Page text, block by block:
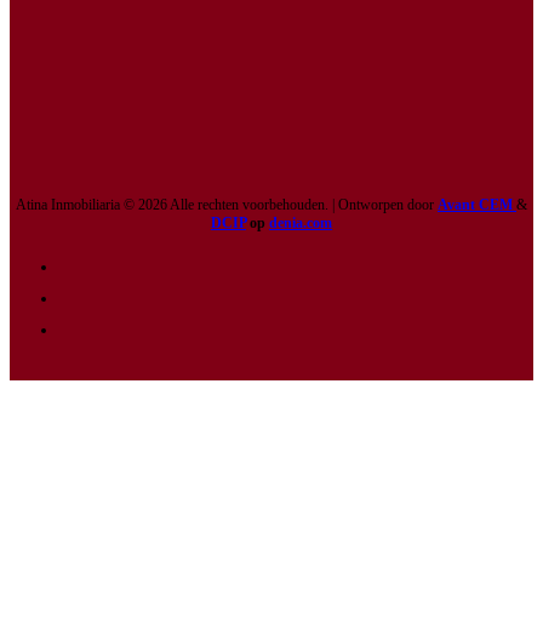
Atina Inmobiliaria © 2026 Alle rechten voorbehouden. | Ontworpen door Avant CEM &
DCIPop denia.com